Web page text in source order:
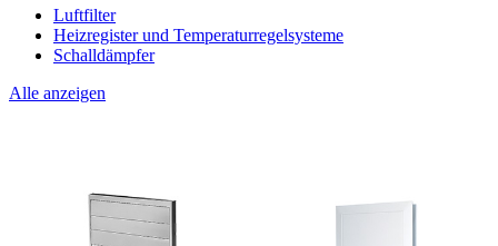
Luftfilter
Heizregister und Temperaturregelsysteme
Schalldämpfer
Alle anzeigen